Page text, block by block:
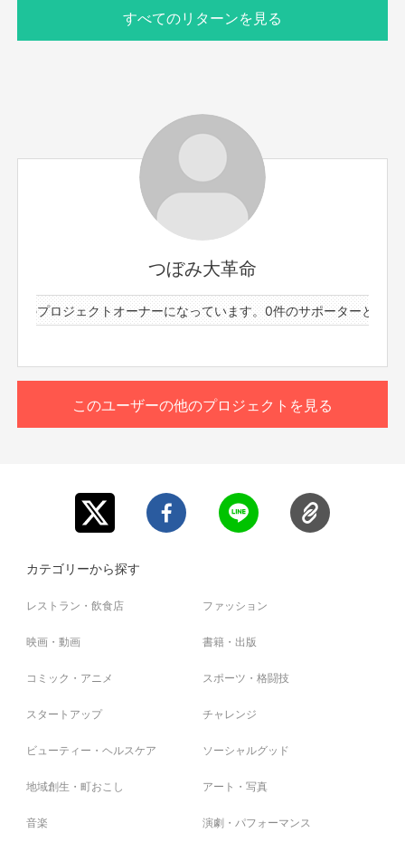
つぼみ大革命
プロジェクトオーナーになっています。0件のサポーターと61件の
サポーター数 お届け予定日
2025年2月
メンバー : 吉岡久美子
zoomにて30分間おしゃべりしましょう！(参加者、ランダ
ムで順番に話しますので遅れても大丈夫です！)
そして後日、ここでしかゲットできない、カメラマン深川
美怜の撮影、ディレクションによる自身初のグラビア撮影
ってのご注意事項】を必ずご一読ください。
もっと見る
このリターンを購入する
すべてのリターンを見る
このユーザーの他のプロジェクトを見る
カテゴリーから探す
レストラン・飲食店 ファッション
映画・動画 書籍・出版
コミック・アニメ スポーツ・格闘技
スタートアップ チャレンジ
ビューティー・ヘルスケア ソーシャルグッド
地域創生・町おこし アート・写真
音楽 演劇・パフォーマンス